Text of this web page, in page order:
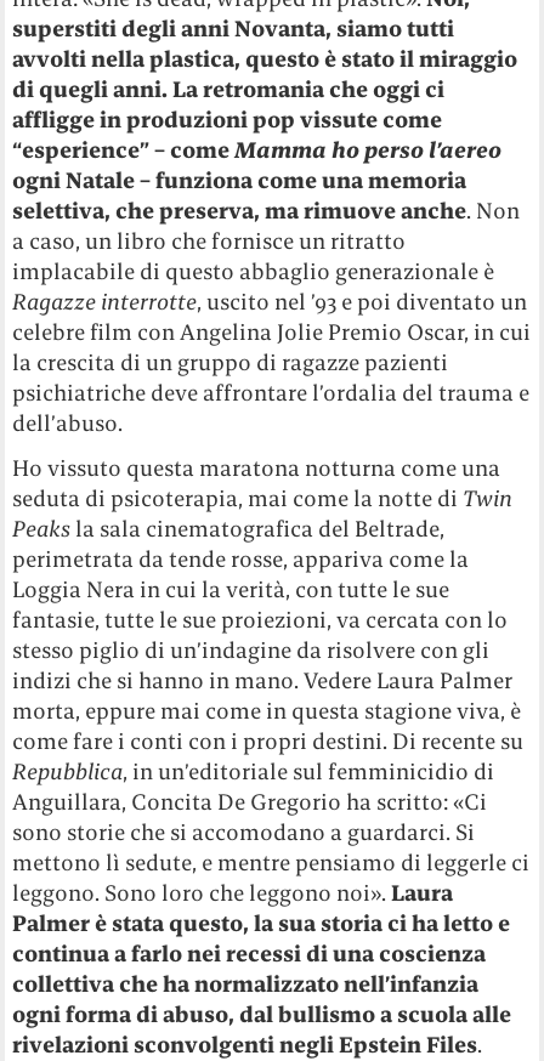
superstiti degli anni Novanta, siamo tutti
avvolti nella plastica, questo è stato il miraggio
di quegli anni. La retromania che oggi ci
affligge in produzioni pop vissute come
“esperience” – comeMamma ho perso l’aereo
ogni Natale – funziona come una memoria
selettiva, che preserva, ma rimuove anche. Non
a caso, un libro che fornisce un ritratto
implacabile di questo abbaglio generazionale è
Ragazze interrotte, uscito nel ’93 e poi diventato un
celebre film con Angelina Jolie Premio Oscar, in cui
la crescita di un gruppo di ragazze pazienti
psichiatriche deve affrontare l’ordalia del trauma e
dell’abuso.
Ho vissuto questa maratona notturna come una
seduta di psicoterapia, mai come la notte di Twin
Peaks la sala cinematografica del Beltrade,
perimetrata da tende rosse, appariva come la
Loggia Nera in cui la verità, con tutte le sue
fantasie, tutte le sue proiezioni, va cercata con lo
stesso piglio di un’indagine da risolvere con gli
indizi che si hanno in mano. Vedere Laura Palmer
morta, eppure mai come in questa stagione viva, è
come fare i conti con i propri destini. Di recente su
Repubblica, in un’editoriale sul femminicidio di
Anguillara, Concita De Gregorio ha scritto: «Ci
sono storie che si accomodano a guardarci. Si
mettono lì sedute, e mentre pensiamo di leggerle ci
leggono. Sono loro che leggono noi».Laura
Palmer è stata questo, la sua storia ci ha letto e
continua a farlo nei recessi di una coscienza
collettiva che ha normalizzato nell’infanzia
ogni forma di abuso, dal bullismo a scuola alle
rivelazioni sconvolgenti negli Epstein Files.